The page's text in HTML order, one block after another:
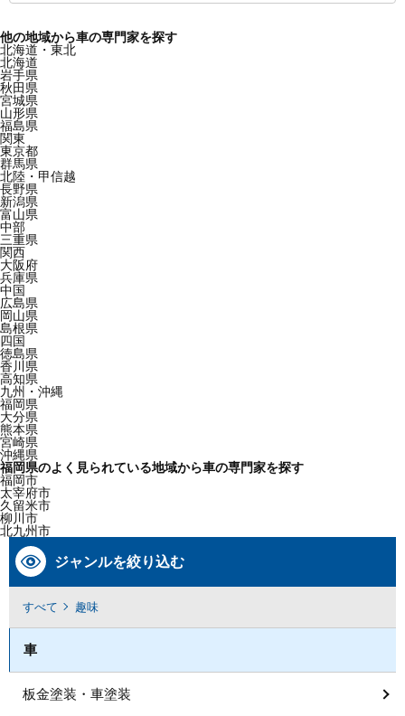
他の地域から車の専門家を探す
北海道・東北
北海道
岩手県
秋田県
宮城県
山形県
福島県
関東
東京都
群馬県
北陸・甲信越
長野県
新潟県
富山県
中部
三重県
関西
大阪府
兵庫県
中国
広島県
岡山県
島根県
四国
徳島県
香川県
高知県
九州・沖縄
福岡県
大分県
熊本県
宮崎県
沖縄県
福岡県のよく見られている地域から車の専門家を探す
福岡市
太宰府市
久留米市
柳川市
北九州市
ジャンルを絞り込む
すべて 趣味
車
板金塗装・車塗装